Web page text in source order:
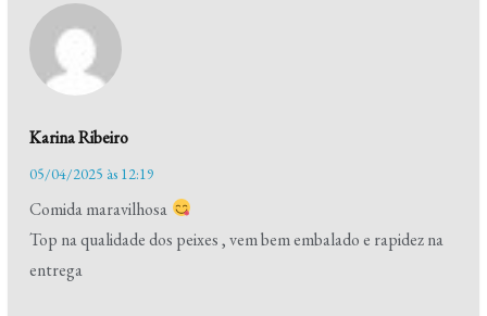
Karina Ribeiro
05/04/2025 às 12:19
Comida maravilhosa
Top na qualidade dos peixes , vem bem embalado e rapidez na
entrega